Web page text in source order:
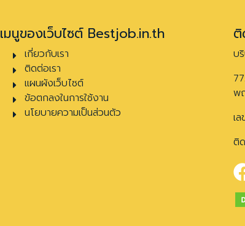
เมนูของเว็บไซต์ Bestjob.in.th
เกี่ยวกับเรา
ติดต่อเรา
แผนผังเว็บไซต์
ข้อตกลงในการใช้งาน
นโยบายความเป็นส่วนตัว
ติ
บ
พ
เ
ติ